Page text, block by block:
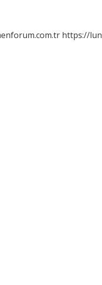
https://